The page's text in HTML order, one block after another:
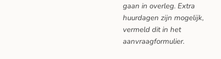
gaan in overleg. Extra
huurdagen zijn mogelijk,
vermeld dit in het
aanvraagformulier.